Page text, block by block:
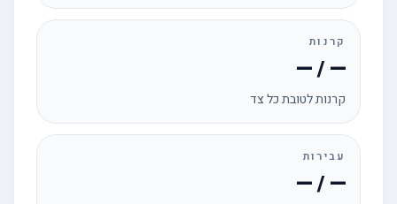
קרנות
— / —
קרנות לטובת כל צד
עבירות
— / —